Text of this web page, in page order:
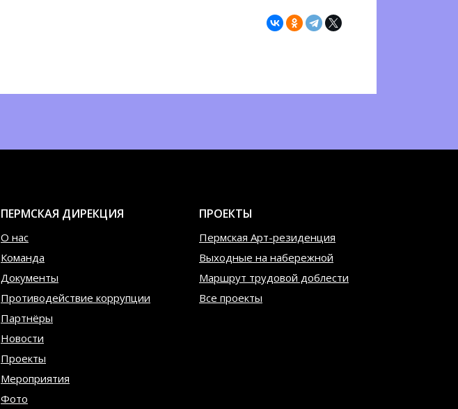
ПЕРМСКАЯ ДИРЕКЦИЯ
О нас
Команда
Документы
Противодействие коррупции
Партнёры
Новости
Проекты
Мероприятия
Фото
ПРОЕКТЫ
Пермская Арт-резиденция
Выходные на набережной
Маршрут трудовой доблести
Все проекты